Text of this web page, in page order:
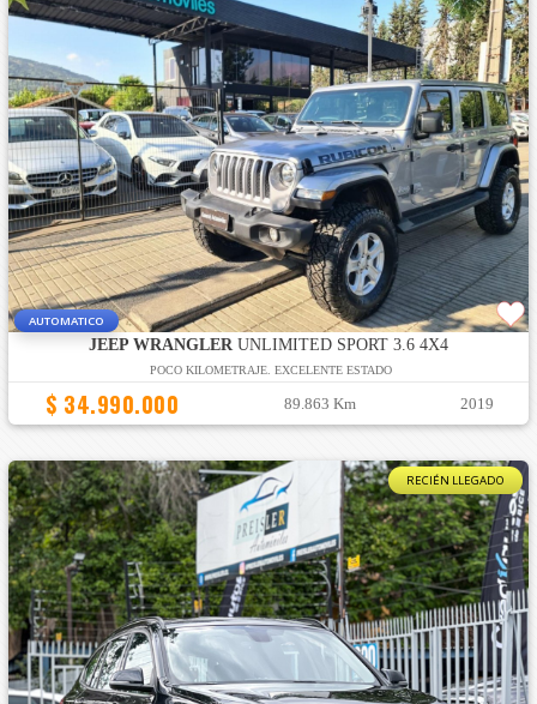
AUTOMATICO
JEEP WRANGLERUNLIMITED SPORT 3.6 4X4
POCO KILOMETRAJE. EXCELENTE ESTADO
$ 34.990.000 89.863 Km 2019
RECIÉN LLEGADO